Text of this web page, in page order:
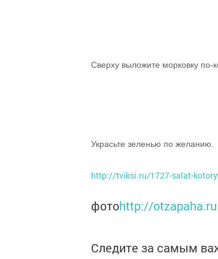
Сверху выложите морковку по-
Украсьте зеленью по желанию.
http://tviksi.ru/1727-salat-
фотоhttp://otzapaha.ru
Следите за самым